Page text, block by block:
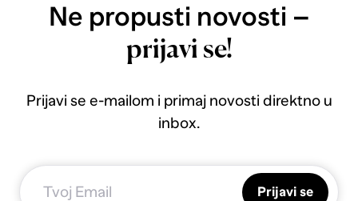
Ne propusti novosti –
prijavi se!
Prijavi se e-mailom i primaj novosti direktno u
inbox.
Prijavi se